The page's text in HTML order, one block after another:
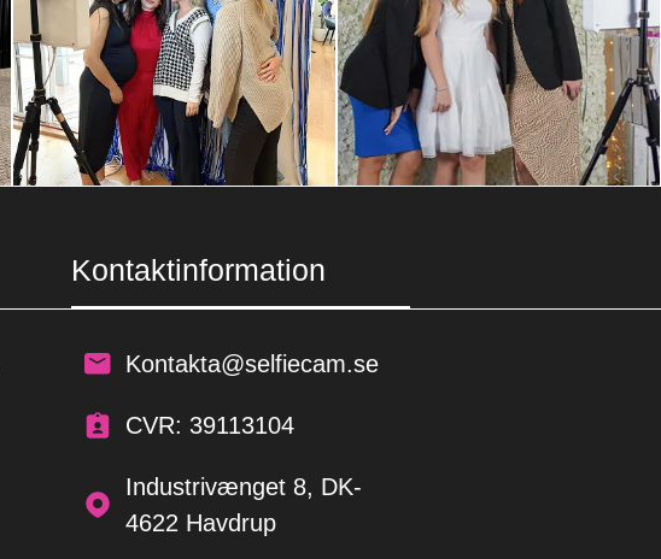
Kontaktinformation
Kontakta@selfiecam.se
CVR: 39113104
Industrivænget 8, DK-
4622 Havdrup